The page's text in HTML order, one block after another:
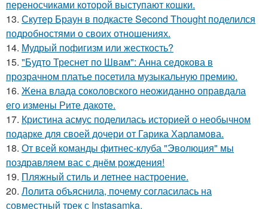
переносчиками которой выступают кошки.
13. Скутер Браун в подкасте Second Thought поделился
подробностями о своих отношениях.
14. Мудрый пофигизм или жесткость?
15. "Будто Треснет по Швам": Анна седокова в
прозрачном платье посетила музыкальную премию.
16. Жена влада соколовского неожиданно оправдала
его измены Рите дакоте.
17. Кристина асмус поделилась историей о необычном
подарке для своей дочери от Гарика Харламова.
18. От всей команды фитнес-клуба "Эволюция" мы
поздравляем вас с днём рождения!
19. Пляжный стиль и летнее настроение.
20. Лолита объяснила, почему согласилась на
совместный трек с Instasamka.